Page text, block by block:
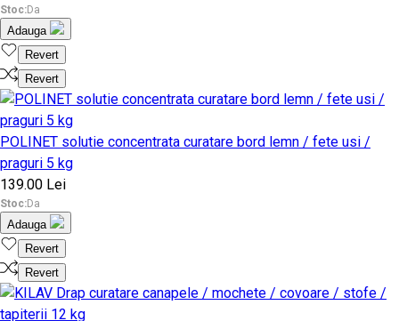
Stoc:Da
Adauga
Revert
Revert
POLINET solutie concentrata curatare bord lemn / fete usi /
praguri 5 kg
139.00 Lei
Stoc:Da
Adauga
Revert
Revert